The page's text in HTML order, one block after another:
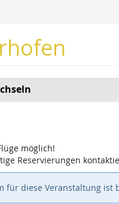
möglich!
Reservierungen
für diese Veranstaltung ist